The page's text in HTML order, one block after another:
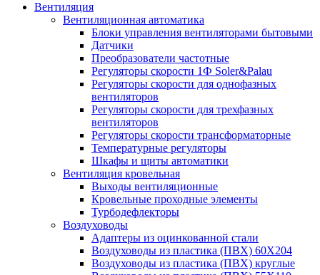
Вентиляция
Вентиляционная автоматика
Блоки управления вентиляторами бытовыми
Датчики
Преобразователи частотные
Регуляторы скорости 1Ф Soler&Palau
Регуляторы скорости для однофазных
вентиляторов
Регуляторы скорости для трехфазных
вентиляторов
Регуляторы скорости трансформаторные
Температурные регуляторы
Шкафы и щиты автоматики
Вентиляция кровельная
Выходы вентиляционные
Кровельные проходные элементы
Турбодефлекторы
Воздуховоды
Адаптеры из оцинкованной стали
Воздуховоды из пластика (ПВХ) 60Х204
Воздуховоды из пластика (ПВХ) круглые